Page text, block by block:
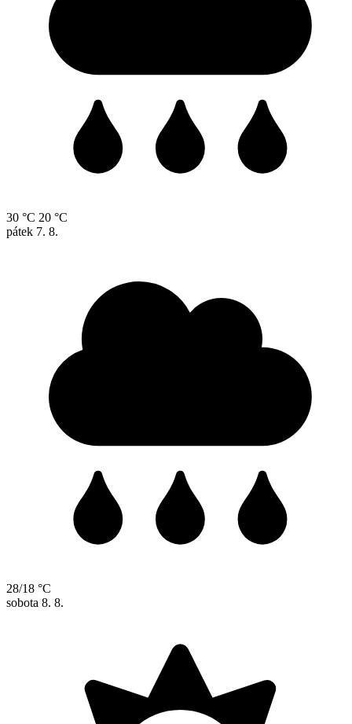
30 °C 20 °C
pátek 7. 8.
28/18 °C
sobota 8. 8.